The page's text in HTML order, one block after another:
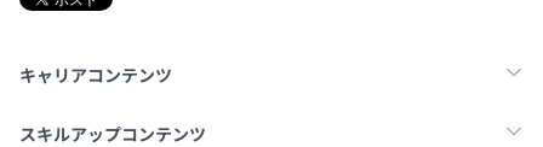
キャリアコンテンツ
転職・キャリア
スキルアップコンテンツ